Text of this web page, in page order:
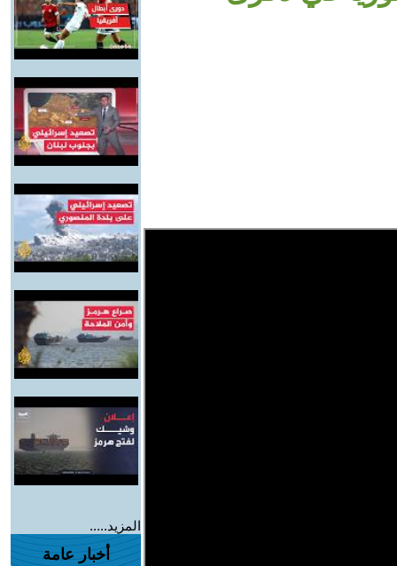
المزيد.....
أخبار عامة